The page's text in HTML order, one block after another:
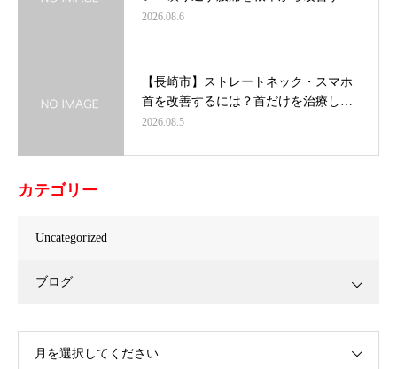
2026.08.6
【長崎市】ストレートネック・スマホ
首を改善するには？首だけを治療し…
2026.08.5
カテゴリー
Uncategorized
ブログ
月を選択してください